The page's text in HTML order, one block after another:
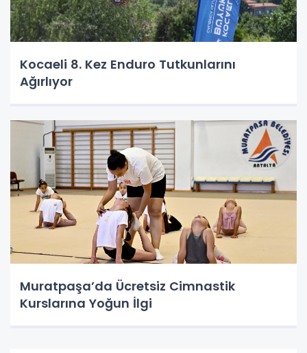
Kocaeli 8. Kez Enduro Tutkunlarını
Ağırlıyor
Muratpaşa’da Ücretsiz Cimnastik
Kurslarına Yoğun İlgi